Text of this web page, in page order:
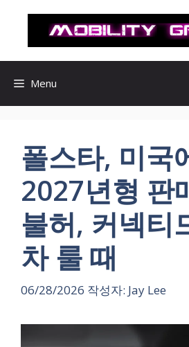
로
Menu
폴스타, 미국
2027년형 판
불허, 커넥티
차 룰 때
06/28/2026 작성자: Jay Lee